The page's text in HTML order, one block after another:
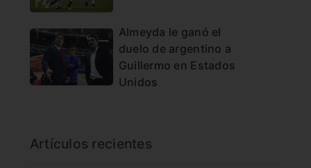
Almeyda le ganó el
duelo de argentino a
Guillermo en Estados
Unidos
Artículos recientes